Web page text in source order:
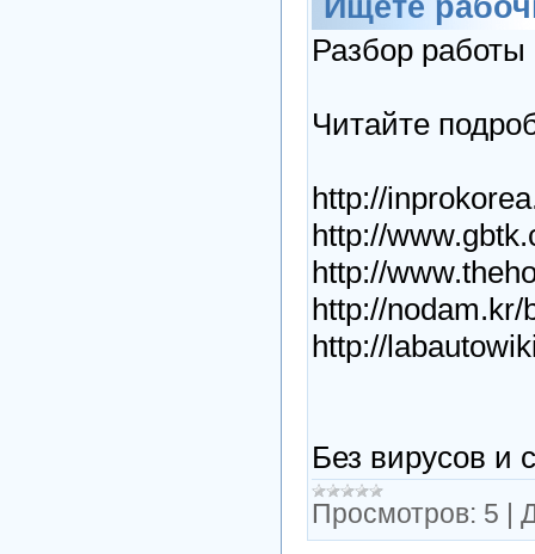
Разбор
Читайте
http://
http://
http://
http://nodam.kr/
http://
Без вирусов и
Просмотров: 5 |